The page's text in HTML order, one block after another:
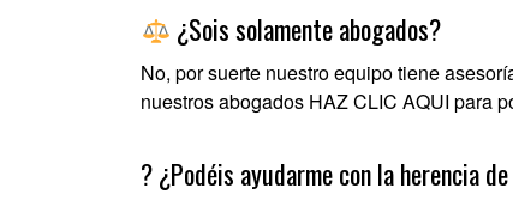
¿Sois solamente abogados?
No, por suerte nuestro equipo tiene
nuestros abogados HAZ CLIC AQUI para
? ¿Podéis ayudarme con la herencia